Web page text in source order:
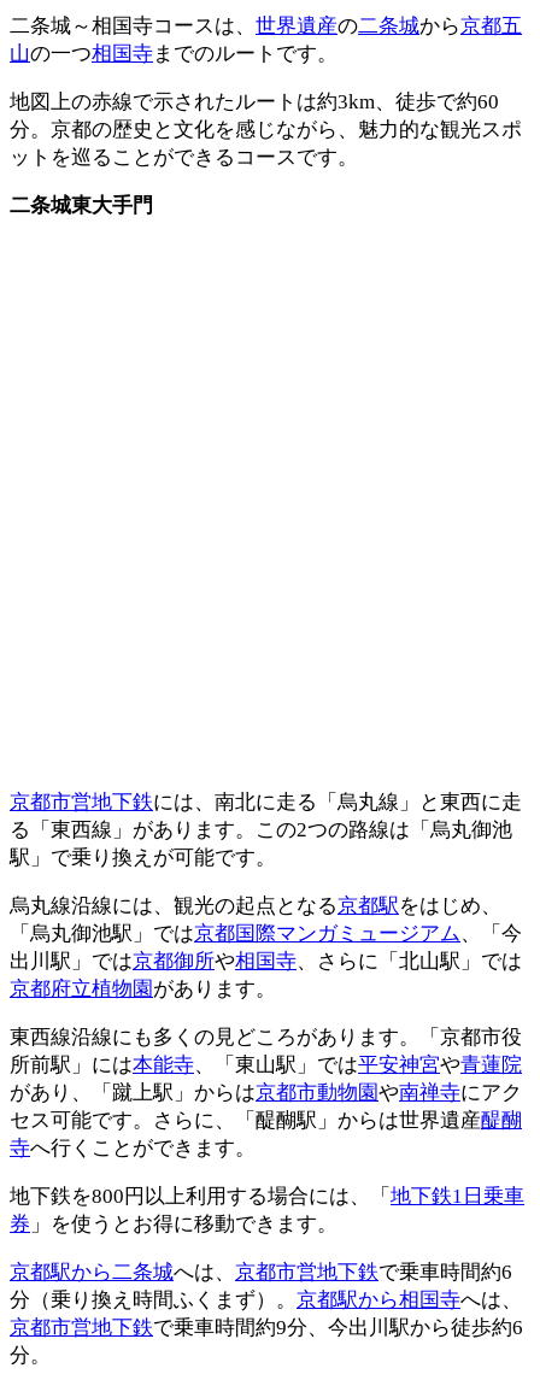
二条城～相国寺コースは、 世界遺産の二条城から京都五
山の一つ相国寺までのルートです。
地図上の赤線で示されたルートは約3km、徒歩で約60
分。京都の歴史と文化を感じながら、魅力的な観光スポ
ットを巡ることができるコースです。
二条城東大手門
京都市営地下鉄には、南北に走る「烏丸線」と東西に走
る「東西線」があります。この2つの路線は「烏丸御池
駅」で乗り換えが可能です。
烏丸線沿線には、観光の起点となる京都駅をはじめ、
「烏丸御池駅」では京都国際マンガミュージアム、「今
出川駅」では京都御所や相国寺、さらに「北山駅」では
京都府立植物園 があります。
東西線沿線にも多くの見どころがあります。「京都市役
所前駅」には本能寺、「東山駅」では平安神宮や青蓮院
があり、「蹴上駅」からは京都市動物園や南禅寺にアク
セス可能です。さらに、「醍醐駅」からは世界遺産醍醐
寺へ行くことができます。
地下鉄を800円以上利用する場合には、「 地下鉄1日乗車
券 」を使うとお得に移動できます。
京都駅から二条城へは、 京都市営地下鉄で乗車時間約6
分（乗り換え時間ふくまず）。 京都駅から相国寺へは、
京都市営地下鉄で乗車時間約9分、今出川駅から徒歩約6
分。